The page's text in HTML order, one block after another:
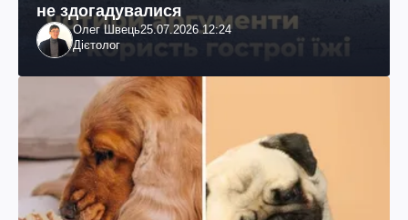
не здогадувалися
Олег Швець25.07.2026 12:24
Дієтолог